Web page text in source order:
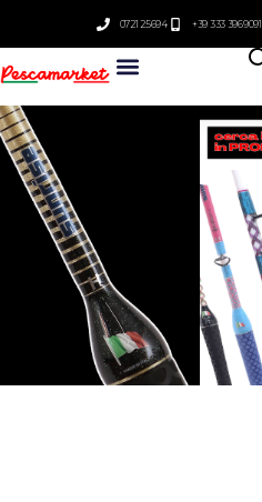
0721 25694 +39 333 3969091